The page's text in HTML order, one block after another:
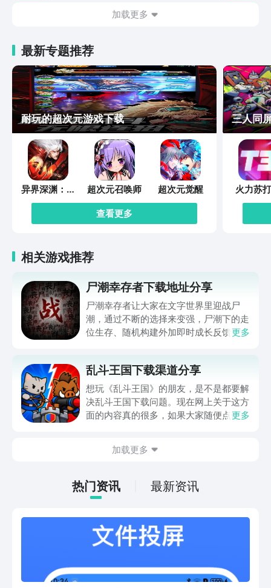
宿命。《盲盒》人性盲盒善恶两面！五段
之凤御四方》现代少女误入玄机界，觉醒
凤凰神力逆天改命。《狂徒》绝境狂徒杀
疯了！草根少年逆袭真大佬《前浪2》一
生未婚，500万遗产谁来继承？相伴18年
未领证的老伴病危《大唐少年天行传》猫
女夜行琵琶自燃，长安城怪事一件接一
件，四个少年侦探这就开查！【意见反
馈】如遇问题或者有好的建议，欢迎加入
QQ体验群反馈，将会有萌哒哒的视频妹
为大家解答，并有持续好礼相送！官方
QQ群：527288510。
加载更多
最新专题推荐
耐玩的超次元游戏下载
异界深渊：觉
醒
超次元召唤师
超次元觉醒
查看更多
三人同
火力苏
相关游戏推荐
尸潮幸存者下载地址分享
尸潮幸存者让大家在文字世界里迎战尸
潮，通过不断的选择来变强，尸潮下的走
位生存、随机构建外加即时成长反馈，让
入到这个满是僵尸的世界努力求生，想玩
的可千万别错过，赶快来看一看吧。
更多
乱斗王国下载渠道分享
想玩《乱斗王国》的朋友，是不是都要解
决乱斗王国下载问题。现在网上关于这方
面的内容真的很多，如果大家随便点击陌
app进行下载会更加方便，九游是手游福
游戏资源，还能及时查看后续的消息、活
动内容等相关信息。
更多
加载更多
热门资讯 最新资讯